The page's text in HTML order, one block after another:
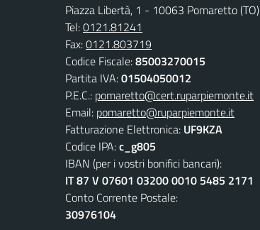
Piazza Libertà, 1 - 10063 Pomaretto (TO)
Tel:0121.81241
Fax:0121.803719
Codice Fiscale:85003270015
Partita IVA:01504050012
P.E.C.: pomaretto@cert.ruparpiemonte.it
Email: pomaretto@ruparpiemonte.it
Fatturazione Elettronica: UF9KZA
Codice IPA:c_g805
IBAN (per i vostri bonifici bancari):
IT 87 V 07601 03200 0010 5485 2171
Conto Corrente Postale:
30976104